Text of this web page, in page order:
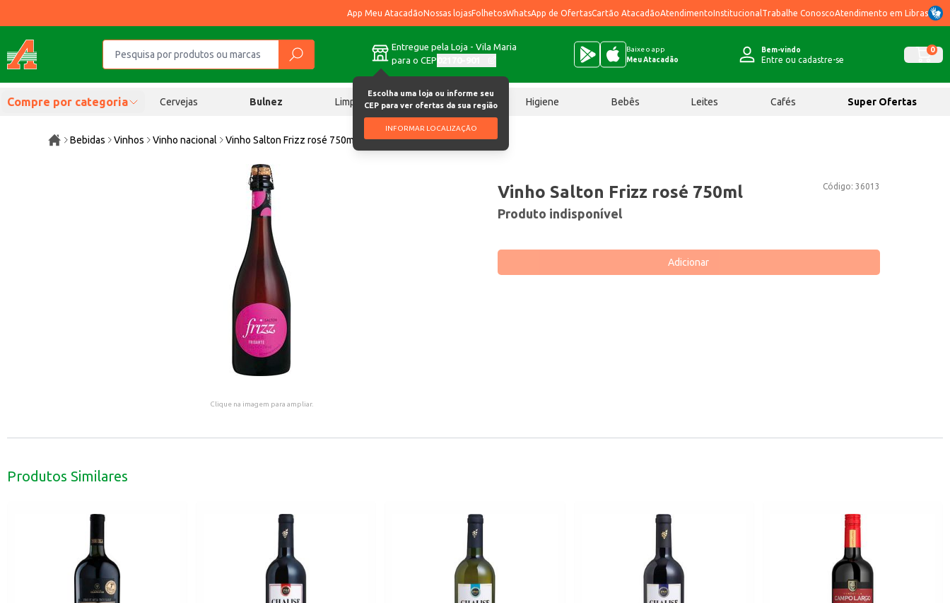
App Meu AtacadãoNossas lojasFolhetosWhatsApp de OfertasCartão AtacadãoAtendimentoInstitucional Trabalhe ConoscoAtendimento em Libras
Entregue pela Loja - Vila Maria
para o CEP
Escolha uma loja ou informe seu
CEP para ver ofertas da sua região
INFORMAR LOCALIZAÇÃO
Baixe o app
Meu Atacadão
Bem-vindo
Entre ou cadastre-se
0
Compre por categoria Cervejas Bulnez Limpeza Chocolates Higiene Bebês Leites Cafés Super Ofertas
Bebidas Vinhos Vinho nacional Vinho Salton Frizz rosé 750ml
Clique na imagem para ampliar.
Código: 36013
Vinho Salton Frizz rosé 750ml
Produto indisponível
Adicionar
Produtos Similares